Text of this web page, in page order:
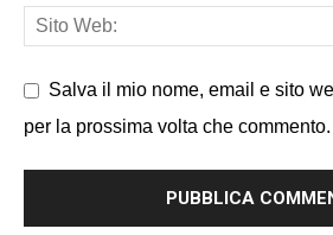
Salva il mio nome, email e sito
per la prossima volta che commento.